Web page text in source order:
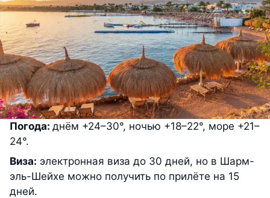
Погода: днём +24–30°, ночью +18–22°, море +21–
24°.
Виза: электронная виза до 30 дней, но в Шарм-
эль-Шейхе можно получить по прилёте на 15
дней.